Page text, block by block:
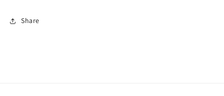
Share